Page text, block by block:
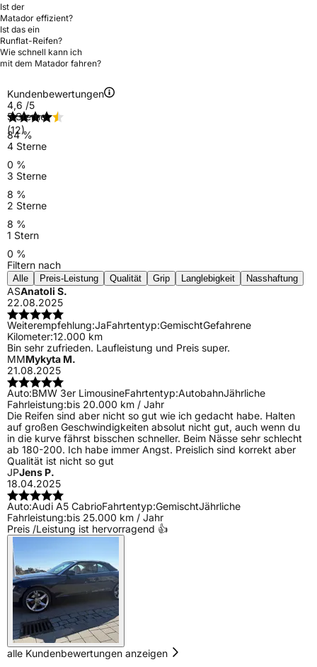
Ist der
Matador effizient?
Ist das ein
Runflat-Reifen?
Wie schnell kann ich
mit dem Matador fahren?
Kundenbewertungen
4,6 /5
(12)
5 Sterne
84 %
4 Sterne
0 %
3 Sterne
8 %
2 Sterne
8 %
1 Stern
0 %
Filtern nach
Alle Preis-Leistung Qualität Grip Langlebigkeit Nasshaftung
ASAnatoli S.
22.08.2025
Weiterempfehlung:JaFahrtentyp:GemischtGefahrene
Kilometer:12.000 km
Bin sehr zufrieden. Laufleistung und Preis super.
MMMykyta M.
21.08.2025
Auto:BMW 3er LimousineFahrtentyp:AutobahnJährliche
Fahrleistung:bis 20.000 km / Jahr
Die Reifen sind aber nicht so gut wie ich gedacht habe. Halten
auf großen Geschwindigkeiten absolut nicht gut, auch wenn du
in die kurve fährst bisschen schneller. Beim Nässe sehr schlecht
ab 180-200. Ich habe immer Angst. Preislich sind korrekt aber
Qualität ist nicht so gut
JPJens P.
18.04.2025
Auto:Audi A5 CabrioFahrtentyp:GemischtJährliche
Fahrleistung:bis 25.000 km / Jahr
Preis /Leistung ist hervorragend 👍
alle Kundenbewertungen anzeigen